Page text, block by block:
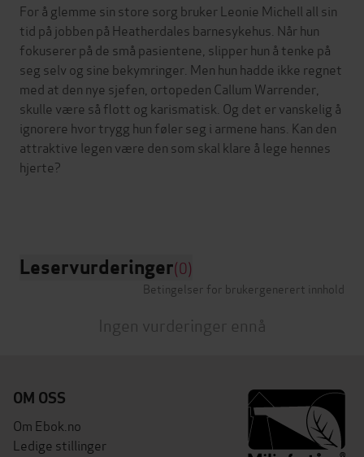
For å glemme sin store sorg bruker Leonie Michell all sin
tid på jobben på Heatherdales barnesykehus. Når hun
fokuserer på de små pasientene, slipper hun å tenke på
seg selv og sine bekymringer. Men hun hadde ikke regnet
med at den nye sjefen, ortopeden Callum Warrender,
skulle være så flott og karismatisk. Og det er vanskelig å
ignorere hvor trygg hun føler seg i armene hans. Kan den
attraktive legen være den som skal klare å lege hennes
hjerte?
Leservurderinger(0)
Betingelser for brukergenerert innhold
Ingen vurderinger ennå
OM OSS
Om Ebok.no
Ledige stillinger